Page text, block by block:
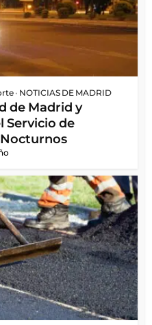
• NOTICIAS DE MADRID
de Madrid y
Servicio de